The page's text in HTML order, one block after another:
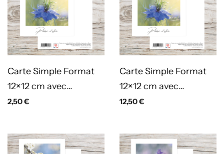
Carte Simple Format
12×12 cm avec
enveloppe – Plaisir
2,50€
Carte Simple Format
12×12 cm avec
enveloppe – Plaisir
5)
12,50€